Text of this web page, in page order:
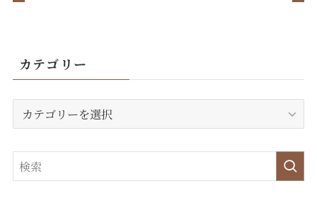
カテゴリー
テ
リ
ー